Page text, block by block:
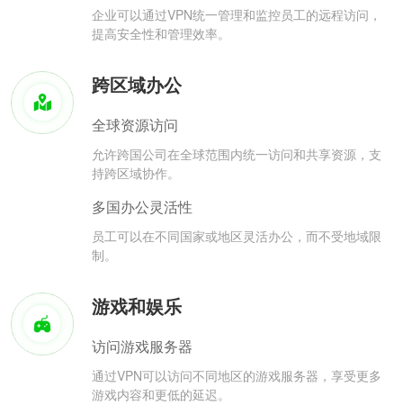
企业可以通过VPN统一管理和监控员工的远程访问，
提高安全性和管理效率。
跨区域办公
全球资源访问
允许跨国公司在全球范围内统一访问和共享资源，支
持跨区域协作。
多国办公灵活性
员工可以在不同国家或地区灵活办公，而不受地域限
制。
游戏和娱乐
访问游戏服务器
通过VPN可以访问不同地区的游戏服务器，享受更多
游戏内容和更低的延迟。